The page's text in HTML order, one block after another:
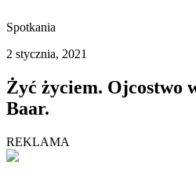
Spotkania
2 stycznia, 2021
Żyć życiem. Ojcostwo
Baar.
REKLAMA